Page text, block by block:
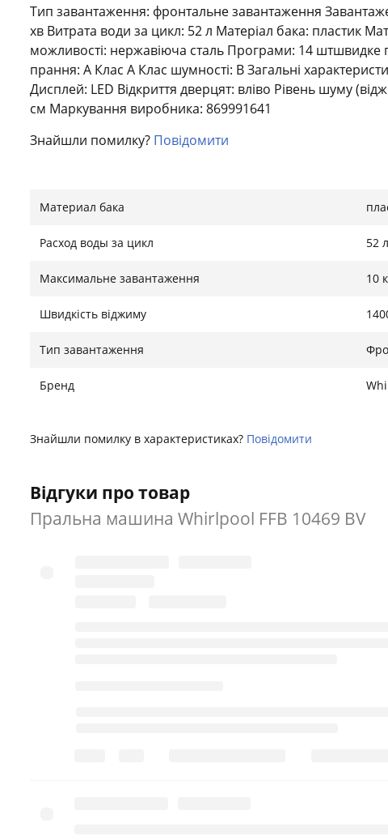
Тип завантаження: фронтальне завантаження
хв Витрата води за цикл: 52 л Матеріал бака: пластик
можливості: нержавіюча сталь Програми: 14 штшвидке
прання: A Клас A Клас шумності: B Загальні
Дисплей: LED Відкриття дверцят: вліво Рівень шуму
см Маркування виробника: 869991641
Знайшли помилку? Повідомити
Материал бака
Расход воды за цикл 52 л
Максимальне завантаження 10
Швидкість віджиму
Тип завантаження
Бренд
Знайшли помилку в характеристиках? Повідомити
Відгуки про товар
Пральна машина Whirlpool FFB 10469 BV